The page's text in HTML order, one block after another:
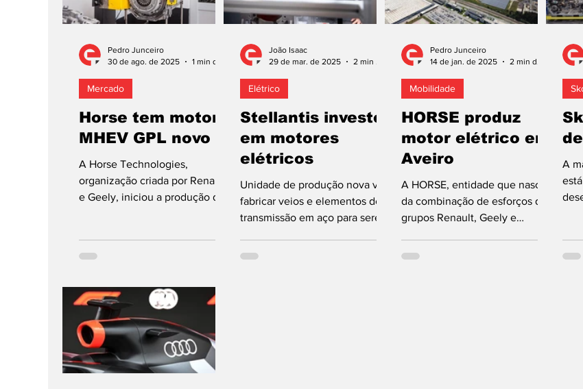
Horse tem motor
MHEV GPL novo
A Horse Technologies,
organização criada por Renault
e Geely, iniciou a produção de
Mercado
Pedro Junceiro
30 de ago. de 2025
Stellantis investe
em motores
elétricos
Unidade de produção nova vai
fabricar veios e elementos de
transmissão em aço para serem
máquinas elétricas. A...
Elétrico
João Isaac
29 de mar. de 2025
2 min de leitura
HORSE produz
motor elétrico em
Aveiro
A HORSE, entidade que nasceu
da combinação de esforços dos
grupos Renault, Geely e
de um motor elétrico...
Mobilidade
Pedro Junceiro
14 de jan. de 2025
2 min de leitura
A